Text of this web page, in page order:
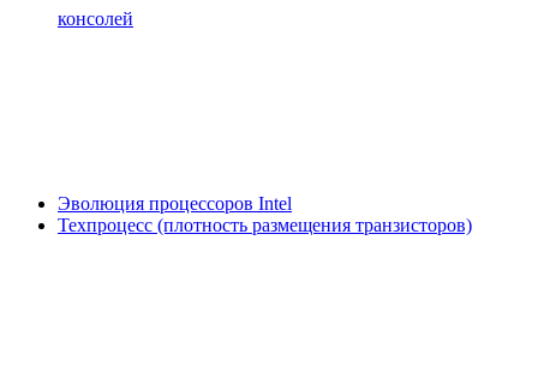
консолей
Эволюция процессоров Intel
Техпроцесс (плотность размещения транзисторов)